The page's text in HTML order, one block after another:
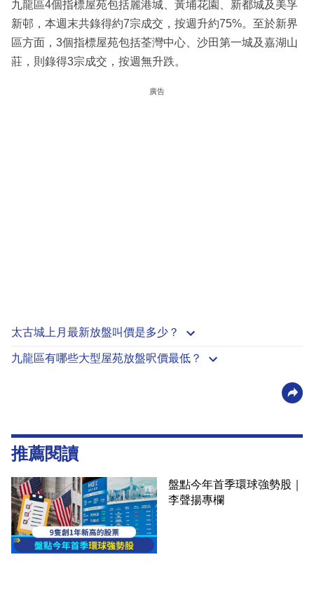
九龍區4個指標屋苑包括麗港城、黃埔花園、新都城及美孚
新邨，本週末共錄得約7宗成交，按週升約75%。至於新界
區方面，3個指標屋苑包括荃灣中心、沙田第一城及嘉湖山
莊，則錄得3宗成交，按週無升跌。
廣告
太古城上月最新放盤叫價是多少？
九龍區有哪些大型屋苑放盤呎價最低？
推薦閱讀
盤點今年首季環球強勢股｜
李聲揚專欄